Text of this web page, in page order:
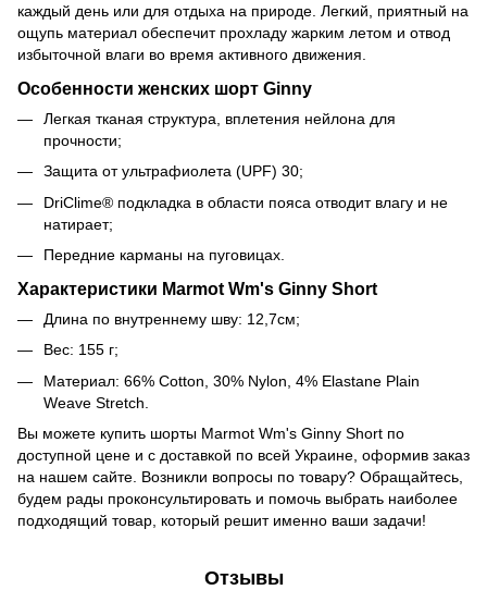
каждый день или для отдыха на природе. Легкий, приятный на
ощупь материал обеспечит прохладу жарким летом и отвод
избыточной влаги во время активного движения.
Особенности женских шорт Ginny
Легкая тканая структура, вплетения нейлона для
прочности;
Защита от ультрафиолета (UPF) 30;
DriClime® подкладка в области пояса отводит влагу и не
натирает;
Передние карманы на пуговицах.
Характеристики Marmot Wm's Ginny Short
Длина по внутреннему шву: 12,7см;
Вес: 155 г;
Материал: 66% Cotton, 30% Nylon, 4% Elastane Plain
Weave Stretch.
Вы можете купить шорты Marmot Wm's Ginny Short по
доступной цене и с доставкой по всей Украине, оформив заказ
на нашем сайте. Возникли вопросы по товару? Обращайтесь,
будем рады проконсультировать и помочь выбрать наиболее
подходящий товар, который решит именно ваши задачи!
Отзывы